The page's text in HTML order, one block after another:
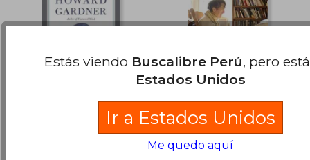
The Unschooled
Mind: How Children
A Synthesizing Mind:
A Memoir From the
Creator of Multiple
Howard Gardner
Estás viendo Buscalibre Perú, pero
Estados Unidos
Ir a Estados Unidos
Me quedo aquí